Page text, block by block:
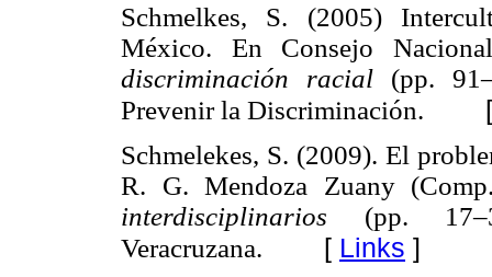
Schmelkes, S. (2005)
México. En Consejo
discriminación racial (pp.
Prevenir la Discriminación.
Schmelekes, S. (2009). El
R. G. Mendoza Zuany
interdisciplinarios (pp.
Veracruzana. [ Links ]